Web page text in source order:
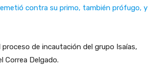
contra su primo, también prófugo, y
de incautación del grupo Isaías,
Correa Delgado.